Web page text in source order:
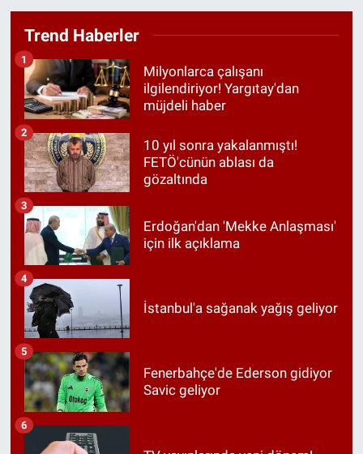
Trend Haberler
Milyonlarca çalışanı
ilgilendiriyor! Yargıtay'dan
müjdeli haber
1
10 yıl sonra yakalanmıştı!
FETÖ'cünün ablası da
gözaltında
2
Erdoğan'dan 'Mekke Anlaşması'
için ilk açıklama
3
İstanbul'a sağanak yağış geliyor
4
Fenerbahçe'de Ederson gidiyor
Savic geliyor
5
6